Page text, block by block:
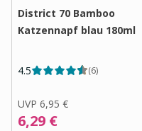
District 70 Bamboo
Katzennapf blau 180ml
4.5 (6)
UVP 6,95 €
6,29 €